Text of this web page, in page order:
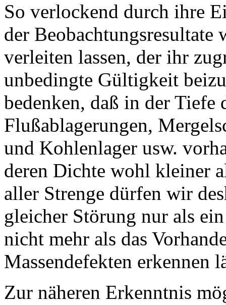
So verlockend durch ihre
der
verleiten lassen, der ihr
unbedingte Gültigkeit
bedenken, daß in der Tiefe
Flußablagerungen,
und Kohlenlager usw.
deren Dichte wohl kleiner
aller Strenge dürfen wir
gleicher Störung nur als
nicht mehr als das
Massendefekten erkennen
Zur näheren Erkenntnis